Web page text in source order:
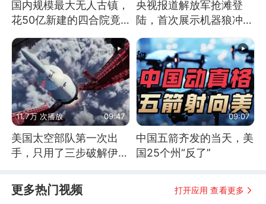
国内规模最大无人古镇，
花50亿新建的四合院竟
央视报道解放军抢滩登
陆，首次展示机器狼冲
11.7万 次播放 09:47
美国太空部队第一次出
手，只用了三步破解伊朗
09:07
中国五箭齐发的当天，美
国25个州“反了”
更多热门视频 打开应用 查看更多